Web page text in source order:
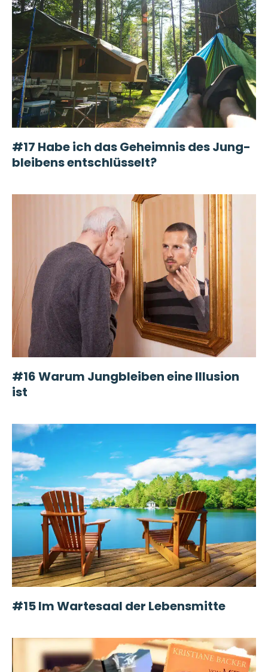
#17 Habe ich das Ge­heim­nis des Jung­
bleibens ent­schlüs­selt?
#16 Warum Jungbleiben eine Illusion
ist
#15 Im Wartesaal der Lebensmitte